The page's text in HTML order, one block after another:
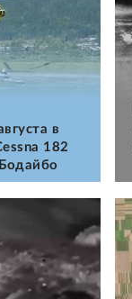
в
182